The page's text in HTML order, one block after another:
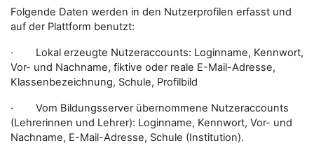
Folgende Daten werden in den Nutzerprofilen erfasst und
auf der Plattform benutzt:
· Lokal erzeugte Nutzeraccounts: Loginname, Kennwort,
Vor- und Nachname, fiktive oder reale E-Mail-Adresse,
Klassenbezeichnung, Schule, Profilbild
· Vom Bildungsserver übernommene Nutzeraccounts
(Lehrerinnen und Lehrer): Loginname, Kennwort, Vor- und
Nachname, E-Mail-Adresse, Schule (Institution).